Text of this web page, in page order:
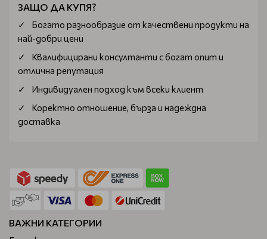
ЗАЩО ДА КУПЯ?
Богатo разнообразие от качествени продукти на
най-добри цени
Квалифицирани консултанти с богат опит и
отлична репутация
Индивидуален подход към всеки клиент
Коректно отношение, бърза и надеждна
доставка
ВАЖНИ КАТЕГОРИИ